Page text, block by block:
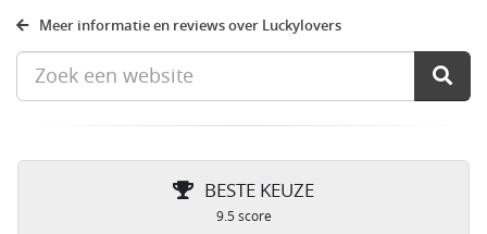
Meer informatie en reviews over Luckylovers
BESTE KEUZE
9.5 score